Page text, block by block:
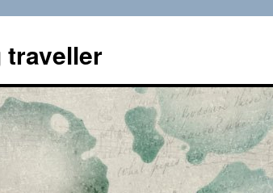
traveller